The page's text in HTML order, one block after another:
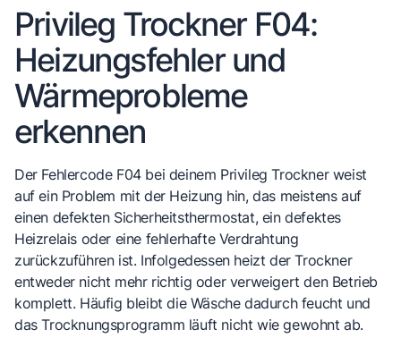
Privileg Trockner F04:
Heizungsfehler und
Wärmeprobleme
erkennen
Der Fehlercode F04 bei deinem Privileg Trockner weist
auf ein Problem mit der Heizung hin, das meistens auf
einen defekten Sicherheitsthermostat, ein defektes
Heizrelais oder eine fehlerhafte Verdrahtung
zurückzuführen ist. Infolgedessen heizt der Trockner
entweder nicht mehr richtig oder verweigert den Betrieb
komplett. Häufig bleibt die Wäsche dadurch feucht und
das Trocknungsprogramm läuft nicht wie gewohnt ab.